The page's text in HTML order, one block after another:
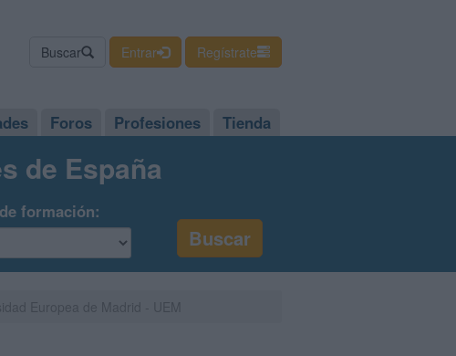
Buscar Entrar Regístrate
Foros Profesiones Tienda
de España
formación: